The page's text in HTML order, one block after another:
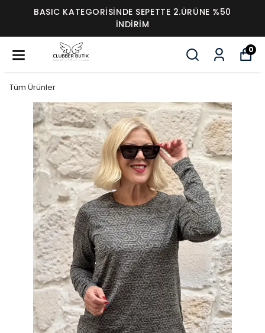
BASIC KATEGORİSİNDE SEPETTE 2.ÜRÜNE %50
İNDİRİM
0
Tüm Ürünler